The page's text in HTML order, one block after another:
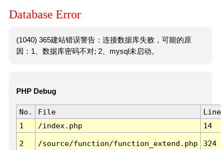
Database Error
(1040) 365建站错误警告：连接数据库失败，可能的原
因：1、数据库密码不对; 2、mysql未启动。
PHP Debug
No. File
Line
1
/index.php 14
2 /source/function/function_extend.php 324